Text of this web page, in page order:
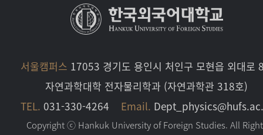
서울캠퍼스 17053 경기도 용인시 처인구 모현읍 외대로
자연과학대학 전자물리학과 (자연과학관 318호)
TEL. 031-330-4264 Email.
Copyright ⓒ Hankuk University of Foreign Studies. All